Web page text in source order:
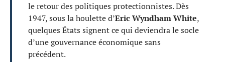
le retour des politiques protectionnistes. Dès
1947, sous la houlette d’Eric Wyndham White,
quelques États signent ce qui deviendra le socle
d’une gouvernance économique sans
précédent.